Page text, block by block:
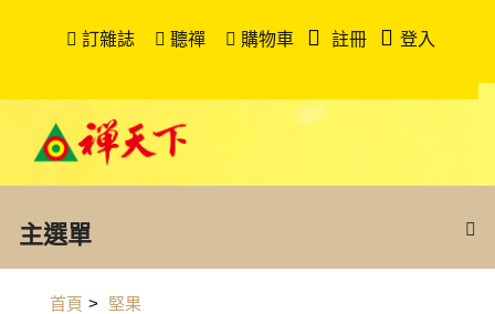
訂雜誌 聽禪 購物車 註冊 登入
主選單
首頁 > 堅果